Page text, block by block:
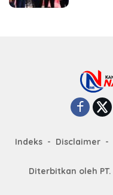
Indeks Disclaimer
Diterbitkan oleh PT.